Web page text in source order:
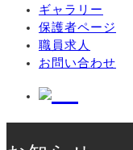
ギャラリー
保護者ページ
職員求人
お問い合わせ